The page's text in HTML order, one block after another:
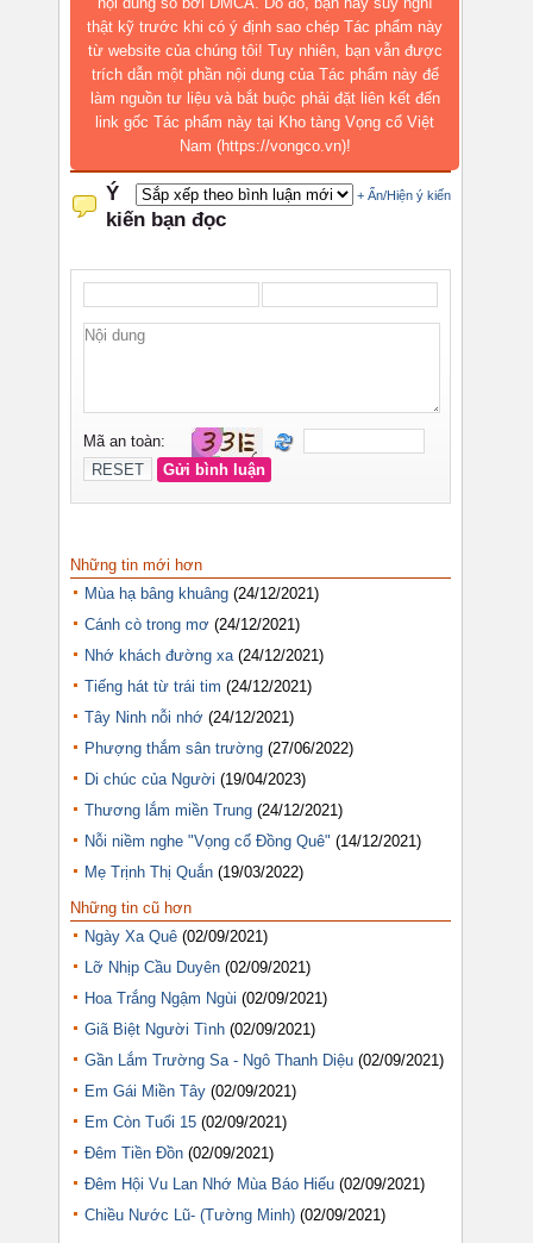
thật kỹ trước khi có ý định sao chép Tác phẩm này
từ website của chúng tôi! Tuy nhiên, bạn vẫn được
trích dẫn một phần nội dung của Tác phẩm này để
làm nguồn tư liệu và bắt buộc phải đặt liên kết đến
link gốc Tác phẩm này tại Kho tàng Vọng cổ Việt
Nam (https://vongco.vn)!
Những tin mới hơn
Mùa hạ bâng khuâng (24/12/2021)
Cánh cò trong mơ (24/12/2021)
Nhớ khách đường xa (24/12/2021)
Tiếng hát từ trái tim (24/12/2021)
Tây Ninh nỗi nhớ (24/12/2021)
Phượng thắm sân trường (27/06/2022)
Di chúc của Người (19/04/2023)
Thương lắm miền Trung (24/12/2021)
Nỗi niềm nghe "Vọng cổ Đồng Quê" (14/12/2021)
Mẹ Trịnh Thị Quắn (19/03/2022)
Những tin cũ hơn
Ngày Xa Quê (02/09/2021)
Lỡ Nhịp Cầu Duyên (02/09/2021)
Hoa Trắng Ngậm Ngùi (02/09/2021)
Giã Biệt Người Tình (02/09/2021)
Gần Lắm Trường Sa - Ngô Thanh Diệu (02/09/2021)
Em Gái Miền Tây (02/09/2021)
Em Còn Tuổi 15 (02/09/2021)
Đêm Tiền Đồn (02/09/2021)
Đêm Hội Vu Lan Nhớ Mùa Báo Hiếu (02/09/2021)
Chiều Nước Lũ- (Tường Minh) (02/09/2021)